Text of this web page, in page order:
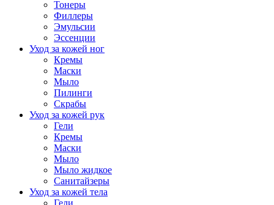
Тонеры
Филлеры
Эмульсии
Эссенции
Уход за кожей ног
Кремы
Маски
Мыло
Пилинги
Скрабы
Уход за кожей рук
Гели
Кремы
Маски
Мыло
Мыло жидкое
Санитайзеры
Уход за кожей тела